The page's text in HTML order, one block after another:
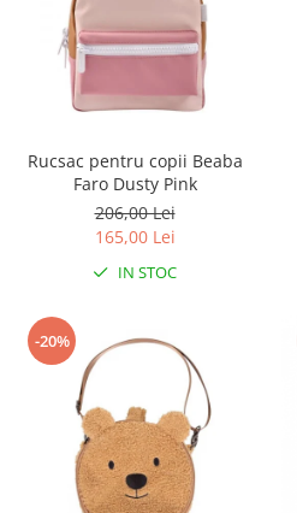
Rucsac pentru copii Beaba
Faro Dusty Pink
206,00 Lei
165,00 Lei
IN STOC
-20%